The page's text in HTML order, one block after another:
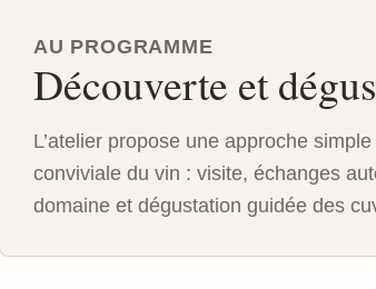
AU PROGRAMME
Découverte et
L’atelier propose une approche simple
conviviale du vin : visite, échanges
domaine et dégustation guidée des